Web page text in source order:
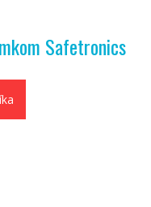
Safetronics